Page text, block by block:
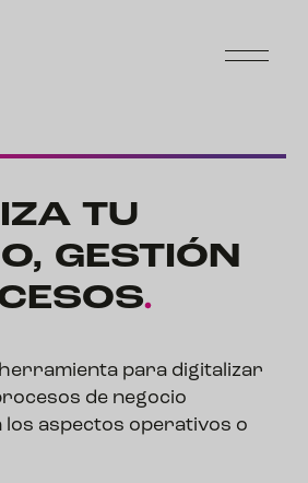
TU
GESTIÓN
.
para digitalizar
de negocio
los aspectos operativos o